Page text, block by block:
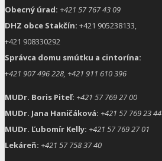
Obecný úrad: +421 57 767 43 09
DHZ obce Stakčín: +421 905238133,
+421 908330292
Správca domu smútku a cintorína:
+421 907 496 228, +421 911 610 396
MUDr. Boris Piteľ: +421 57 769 27 00
MUDr. Jana Haničáková: +421 57 769 23 44
MUDr. Ľubomír Kelly: +421 57 769 27 01
Lekáreň: +421 57 758 37 40